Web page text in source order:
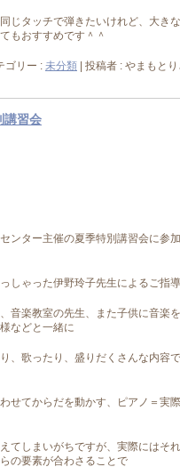
じタッチで弾きたいけれど、大き
もおすすめです＾＾
ゴリー : 未分類 投稿者 : やまもとり
講習会
ンター主催の夏季特別講習会に参
しゃった伊野玲子先生によるご指
音楽教室の先生、また子供に音楽
などと一緒に
、歌ったり、盛りだくさんな内容
せてからだを動かす、ピアノ＝実
てしまいがちですが、実際にはそ
の要素が合わさることで